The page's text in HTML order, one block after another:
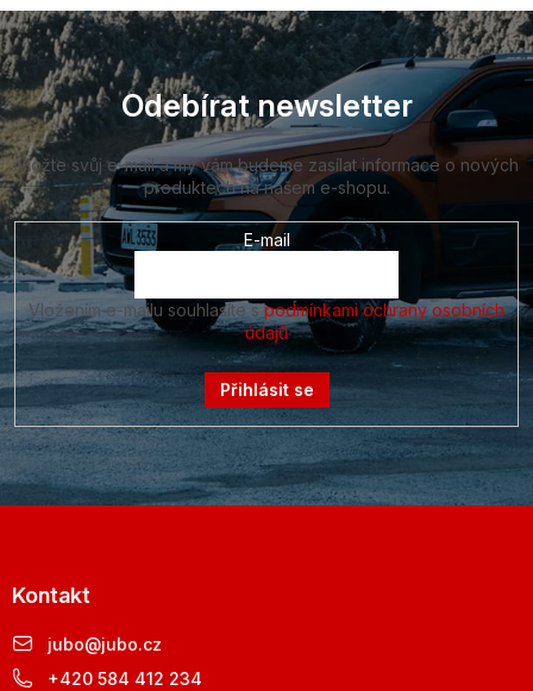
Z
á
p
a
t
í
Odebírat newsletter
Vložte svůj e-mail a my vám budeme zasílat informace o nových
produktech na našem e-shopu.
E-mail
Vložením e-mailu souhlasíte spodmínkami ochrany osobních
údajů
Přihlásit se
Kontakt
jubo@jubo.cz
+420 584 412 234